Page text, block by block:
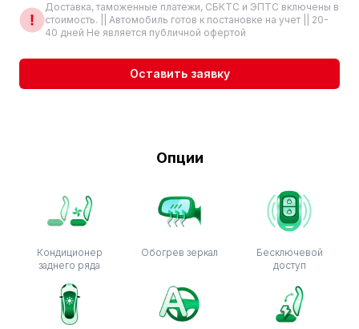
Доставка, таможенные платежи, СБКТС и ЭПТС включены в
стоимость. || Автомобиль готов к постановке на учет || 20-
40 дней Не является публичной офертой
Оставить заявку
Опции
Кондиционер
заднего ряда
Обогрев зеркал
Бесключевой
доступ